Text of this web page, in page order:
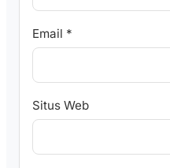
Email *
Situs Web